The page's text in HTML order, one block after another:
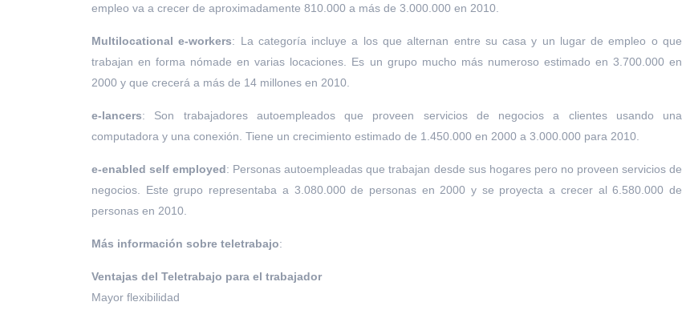
empleo va a crecer de aproximadamente 810.000 a más de 3.000.000 en 2010.
Multilocational e-workers: La categoría incluye a los que alternan entre su casa y un lugar de empleo o que
trabajan en forma nómade en varias locaciones. Es un grupo mucho más numeroso estimado en 3.700.000 en
2000 y que crecerá a más de 14 millones en 2010.
e-lancers: Son trabajadores autoempleados que proveen servicios de negocios a clientes usando una
computadora y una conexión. Tiene un crecimiento estimado de 1.450.000 en 2000 a 3.000.000 para 2010.
e-enabled self employed: Personas autoempleadas que trabajan desde sus hogares pero no proveen servicios de
negocios. Este grupo representaba a 3.080.000 de personas en 2000 y se proyecta a crecer al 6.580.000 de
personas en 2010.
Más información sobre teletrabajo:
Ventajas del Teletrabajo para el trabajador
Mayor flexibilidad